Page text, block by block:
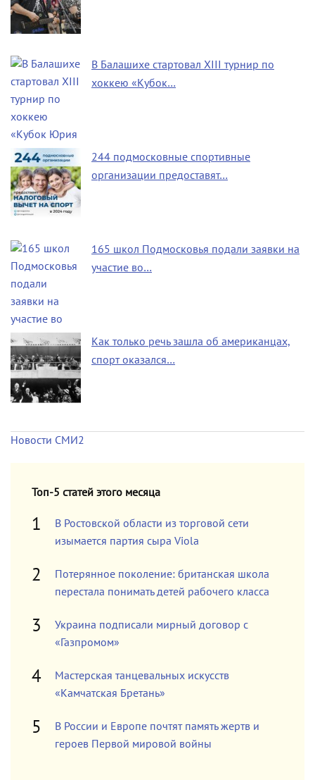
В Балашихе стартовал XIII турнир по
хоккею «Кубок…
244 подмосковные спортивные
организации предоставят…
165 школ Подмосковья подали заявки на
участие во…
Как только речь зашла об американцах,
спорт оказался…
Новости СМИ2
Топ-5 статей этого месяца
В Ростовской области из торговой сети
изымается партия сыра Viola
Потерянное поколение: британская школа
перестала понимать детей рабочего класса
Украина подписали мирный договор с
«Газпромом»
Мастерская танцевальных искусств
«Камчатская Бретань»
В России и Европе почтят память жертв и
героев Первой мировой войны